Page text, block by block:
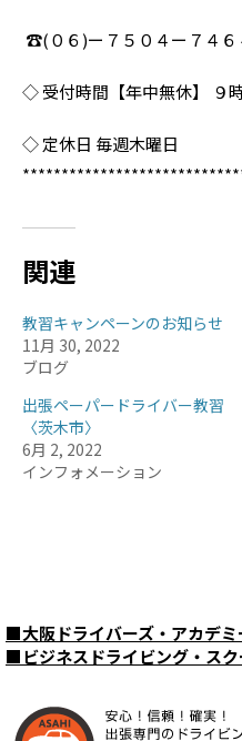
☎︎(０６)ー７５０４ー７４６
◇ 受付時間【年中無休】 ９
◇ 定休日 毎週木曜日
関連
教習キャンペーンのお知らせ
11月 30, 2022
ブログ
出張ペーパードライバー教習
〈茨木市〉
6月 2, 2022
インフォメーション
■大阪ドライバーズ・アカデミ
■ビジネスドライビング・ス